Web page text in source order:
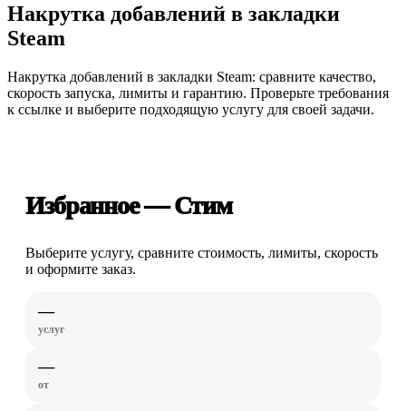
Накрутка добавлений в закладки
Steam
Накрутка добавлений в закладки Steam: сравните качество,
скорость запуска, лимиты и гарантию. Проверьте требования
к ссылке и выберите подходящую услугу для своей задачи.
Избранное — Стим
Выберите услугу, сравните стоимость, лимиты, скорость
и оформите заказ.
—
услуг
—
от